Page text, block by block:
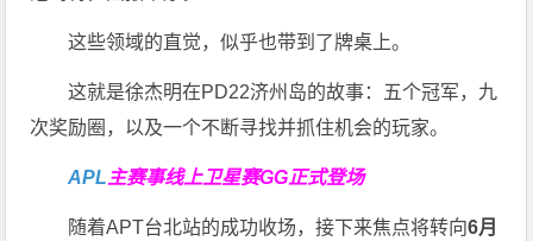
这些领域的直觉，似乎也带到了牌桌上。
这就是徐杰明在PD22济州岛的故事：五个冠军，九
次奖励圈，以及一个不断寻找并抓住机会的玩家。
APL 主赛事线上卫星赛GG正式登场
随着APT台北站的成功收场，接下来焦点将转向6月